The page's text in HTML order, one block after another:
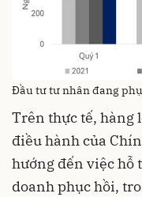
Đầu tư tư nhân đang
Trên thực tế, hàng
điều hành của
hướng đến việc
doanh phục hồi,